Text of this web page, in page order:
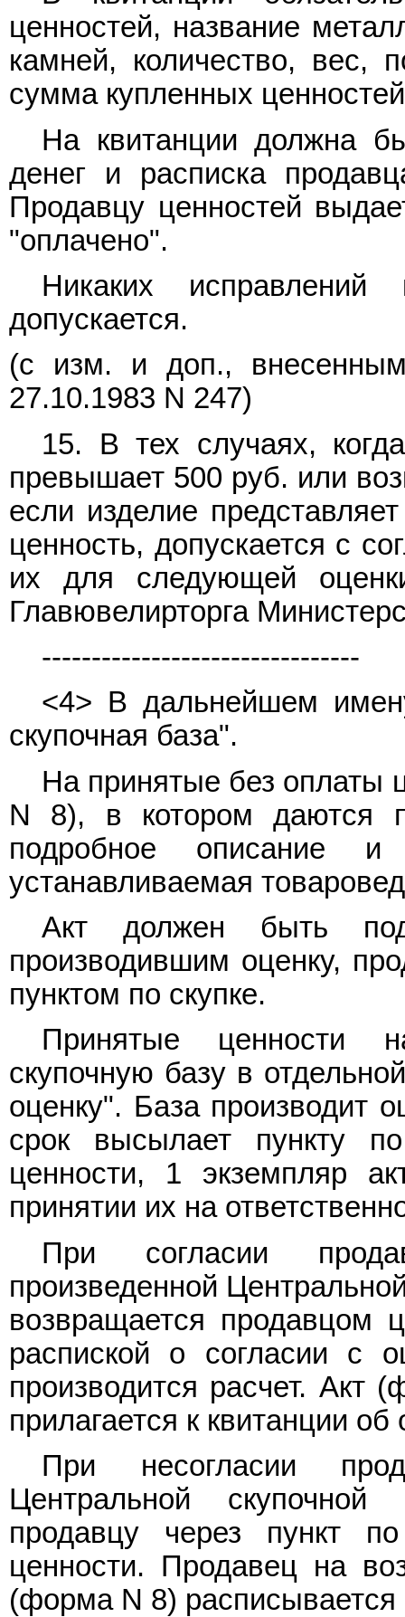
ценностей, название
камней, количество, вес,
сумма купленных
На квитанции должна
денег и расписка
Продавцу ценностей
"оплачено".
Никаких
допускается.
(с изм. и доп.,
27.10.1983 N 247)
15. В тех случаях,
превышает 500 руб. или
если изделие
ценность, допускается с
их для следующей
Главювелирторга
--------------------------------
<4> В дальнейшем
скупочная база".
На принятые без оплаты
N 8), в котором даются
подробное описание и
устанавливаемая
Акт должен быть
производившим оценку,
пунктом по скупке.
Принятые ценности
скупочную базу в
оценку". База производит
срок высылает пункту
ценности, 1 экземпляр
принятии их на
При согласии
произведенной
возвращается продавцом
распиской о согласии с
производится расчет. Акт
прилагается к квитанции
При несогласии
Центральной
продавцу через пункт
ценности. Продавец на
(форма N 8) расписывается